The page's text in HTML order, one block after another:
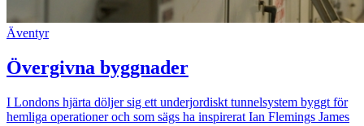
Äventyr
Övergivna byggnader
I Londons hjärta döljer sig ett underjordiskt tunnelsystem byggt för
hemliga operationer och som sägs ha inspirerat Ian Flemings James